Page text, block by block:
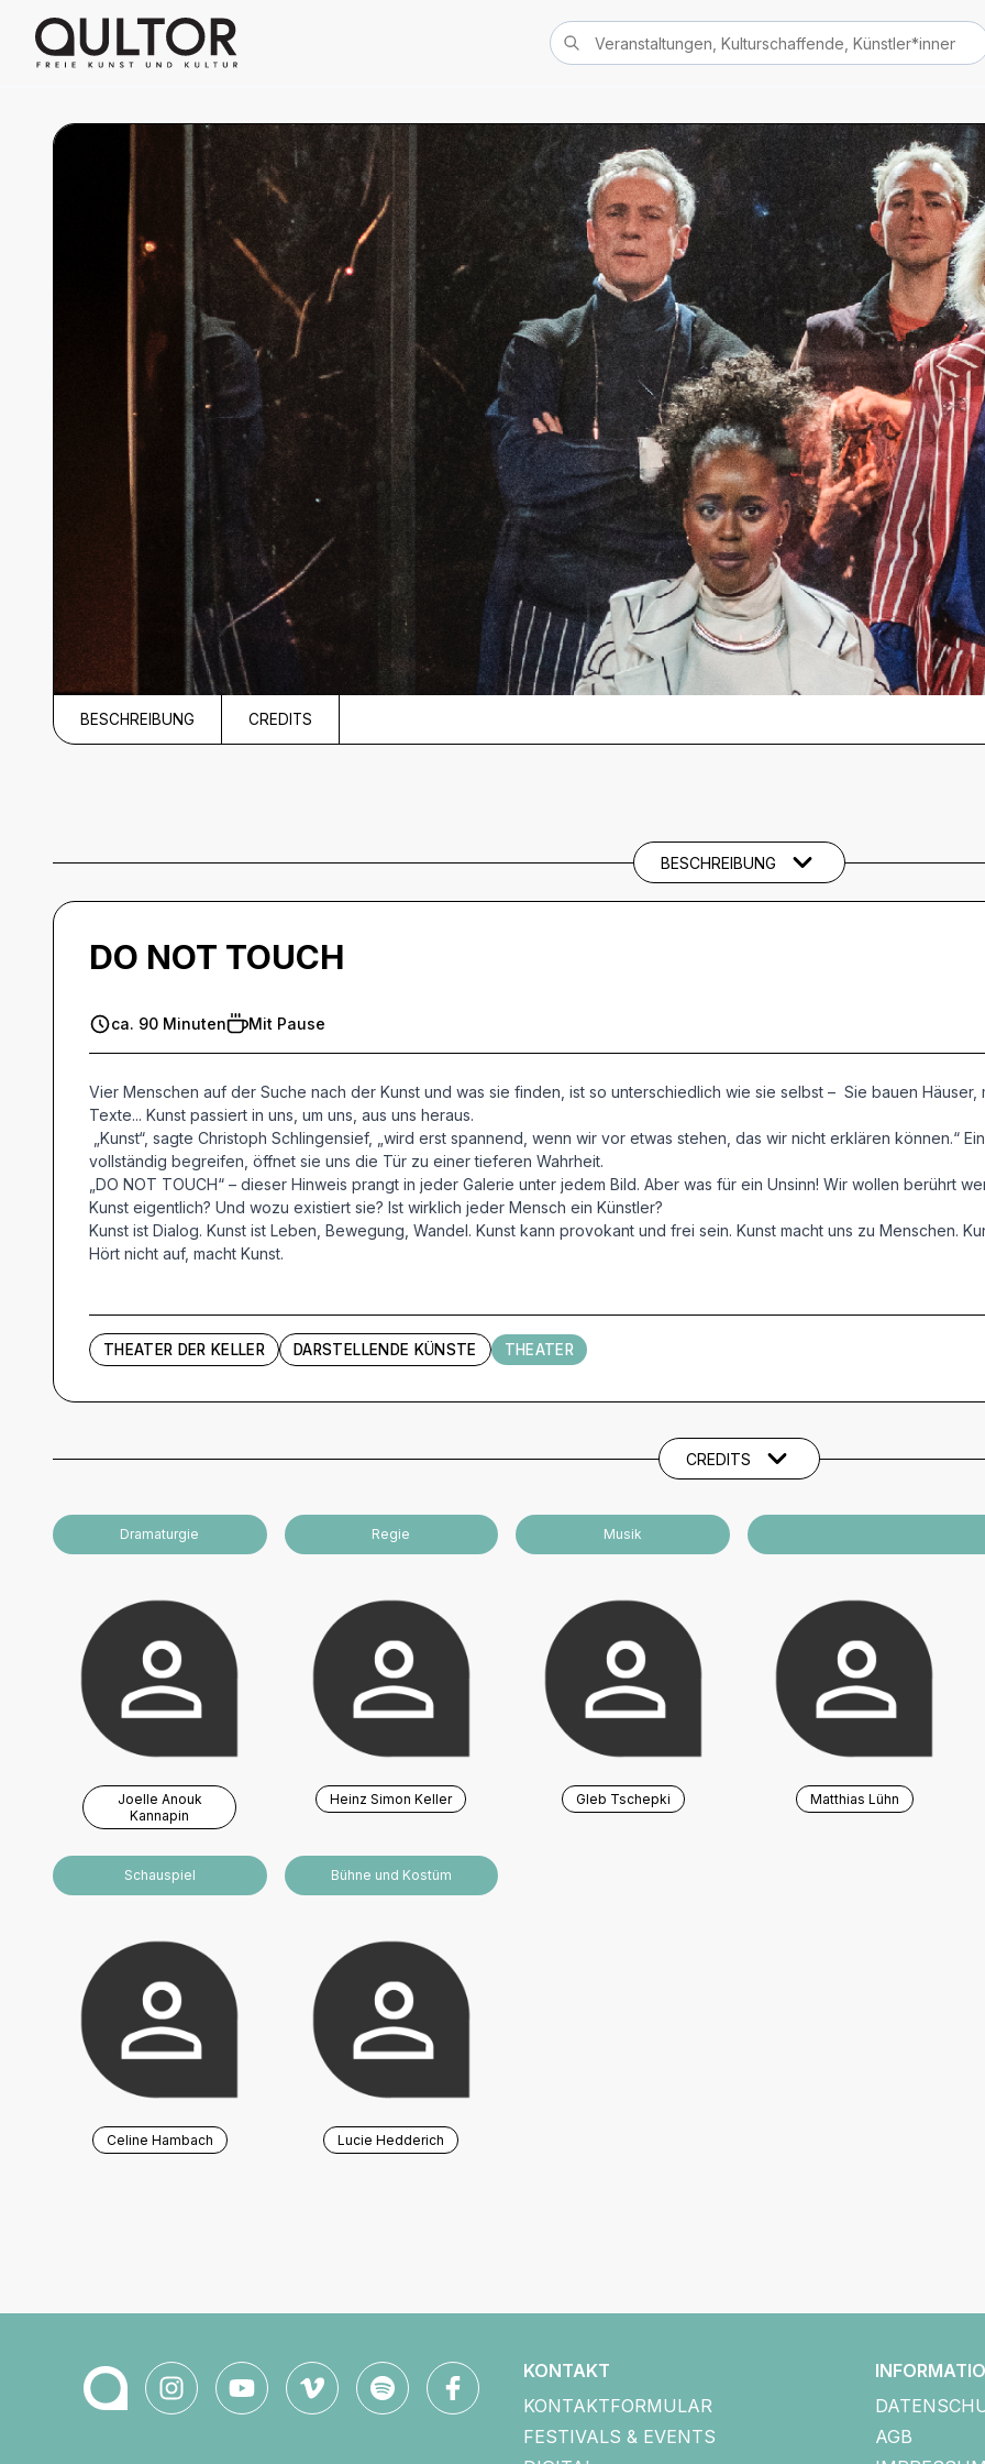
BESCHREIBUNG CREDITS
BESCHREIBUNG
DO NOT TOUCH
ca. 90 Minuten Mit Pause
Vier Menschen auf der Suche nach der Kunst und was sie finden, ist so unterschiedlich wie sie selbst – Sie bauen
Texte... Kunst passiert in uns, um uns, aus uns heraus.
„Kunst“, sagte Christoph Schlingensief, „wird erst spannend, wenn wir vor etwas stehen, das wir nicht erklären können.“
vollständig begreifen, öffnet sie uns die Tür zu einer tieferen Wahrheit.
„DO NOT TOUCH“ – dieser Hinweis prangt in jeder Galerie unter jedem Bild. Aber was für ein Unsinn! Wir wollen berührt
Kunst eigentlich? Und wozu existiert sie? Ist wirklich jeder Mensch ein Künstler?
Kunst ist Dialog. Kunst ist Leben, Bewegung, Wandel. Kunst kann provokant und frei sein. Kunst macht uns zu Menschen.
Hört nicht auf, macht Kunst.
THEATER DER KELLER DARSTELLENDE KÜNSTE THEATER
Künstler und Beteiligte
CREDITS
Dramaturgie Regie Musik
Joelle Anouk
Kannapin
Heinz Simon Keller Gleb Tschepki Matthias Lühn
Schauspiel Bühne und Kostüm
Celine Hambach Lucie Hedderich
KONTAKT
KONTAKTFORMULAR
FESTIVALS & EVENTS
AGB